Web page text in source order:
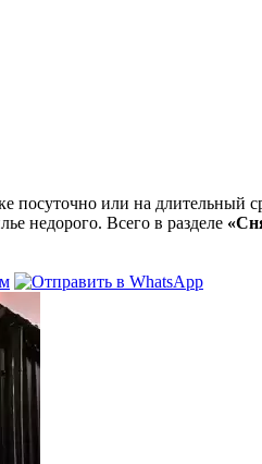
или на длительный
недорого. Всего в разделе